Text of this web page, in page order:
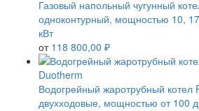
Газовый напольный чугунный
одноконтурный, мощностью 10,
кВт
от 118 800,00 ₽
Водогрейный жаротрубный котел
двухходовые, мощностью от 100